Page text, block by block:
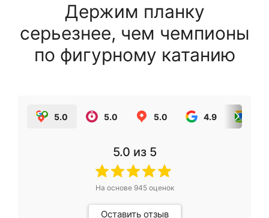
Держим планку
серьезнее, чем чемпионы
по фигурному катанию
5.0 5.0 5.0 4.9
5.0 из 5
На основе 945оценок
Оставить отзыв